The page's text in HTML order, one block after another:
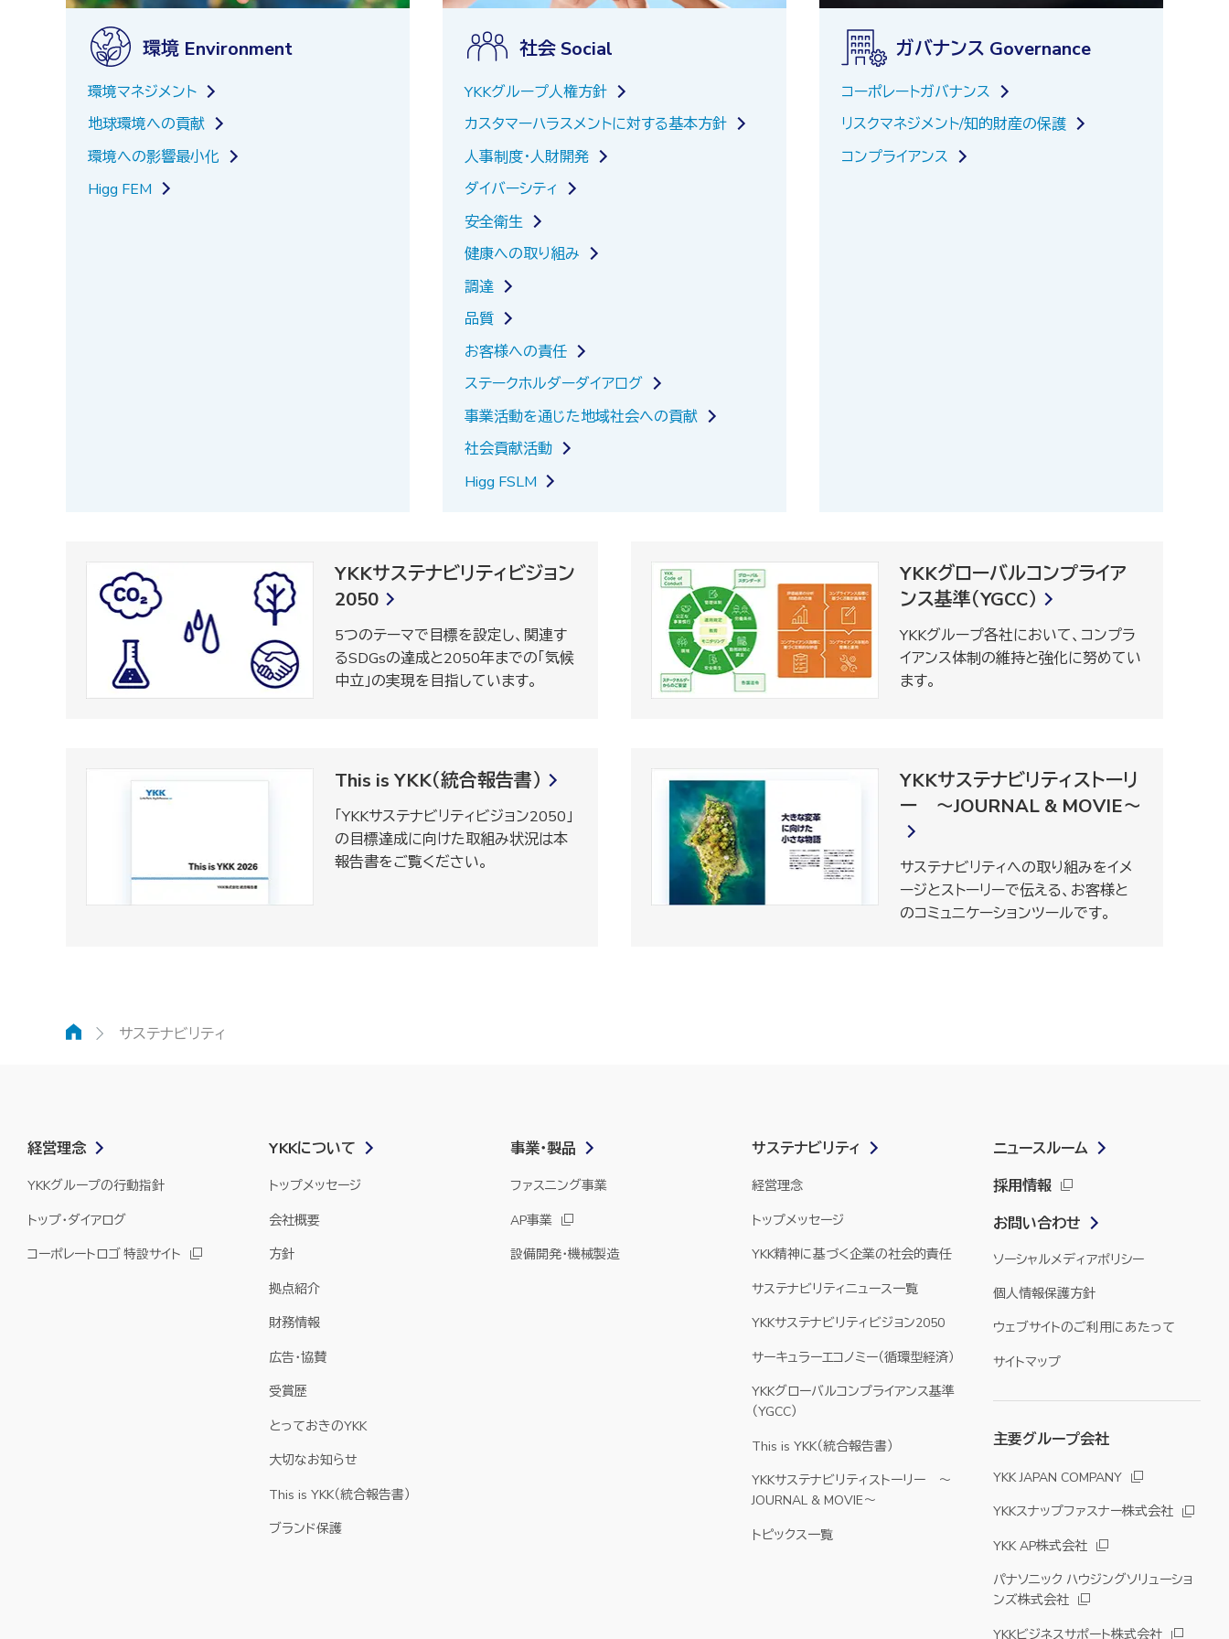
環境 Environment
環境マネジメント
地球環境への貢献
環境への影響最小化
Higg FEM
社会 Social
YKKグループ人権方針
カスタマーハラスメントに対する基本方針
人事制度・人財開発
ダイバーシティ
安全衛生
健康への取り組み
調達
品質
お客様への責任
ステークホルダーダイアログ
事業活動を通じた地域社会への貢献
社会貢献活動
Higg FSLM
ガバナンス Governance
コーポレートガバナンス
リスクマネジメント/知的財産の保護
コンプライアンス
YKKサステナビリティビジョン
2050
5つのテーマで目標を設定し、関連す
るSDGsの達成と2050年までの「気候
中立」の実現を目指しています。
YKKグローバルコンプライア
ンス基準（YGCC）
YKKグループ各社において、コンプラ
イアンス体制の維持と強化に努めてい
ます。
This is YKK（統合報告書）
「YKKサステナビリティビジョン2050」
の目標達成に向けた取組み状況は本
報告書をご覧ください。
YKKサステナビリティストーリ
ー ～JOURNAL & MOVIE～
サステナビリティへの取り組みをイメ
ージとストーリーで伝える、お客様と
のコミュニケーションツールです。
ホームサステナビリティ
経営理念
YKKグループの行動指針
トップ・ダイアログ
コーポレートロゴ 特設サイト
YKKについて
トップメッセージ
会社概要
方針
拠点紹介
財務情報
広告・協賛
受賞歴
とっておきのYKK
大切なお知らせ
This is YKK（統合報告書）
ブランド保護
事業・製品
ファスニング事業
AP事業
設備開発・機械製造
サステナビリティ
経営理念
トップメッセージ
YKK精神に基づく企業の社会的責任
サステナビリティニュース一覧
YKKサステナビリティビジョン2050
サーキュラーエコノミー（循環型経済）
YKKグローバルコンプライアンス基準
（YGCC）
This is YKK（統合報告書）
YKKサステナビリティストーリー ～
JOURNAL & MOVIE～
トピックス一覧
ニュースルーム
採用情報
お問い合わせ
ソーシャルメディアポリシー
個人情報保護方針
ウェブサイトのご利用にあたって
サイトマップ
主要グループ会社
YKK JAPAN COMPANY
YKKスナップファスナー株式会社
YKK AP株式会社
パナソニック ハウジングソリューショ
ンズ株式会社
YKKビジネスサポート株式会社